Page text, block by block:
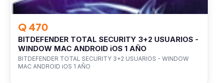
Q 470
BITDEFENDER TOTAL SECURITY 3+2 USUARIOS -
WINDOW MAC ANDROID iOS 1 AÑO
BITDEFENDER TOTAL SECURITY 3+2 USUARIOS - WINDOW
MAC ANDROID iOS 1 AÑO